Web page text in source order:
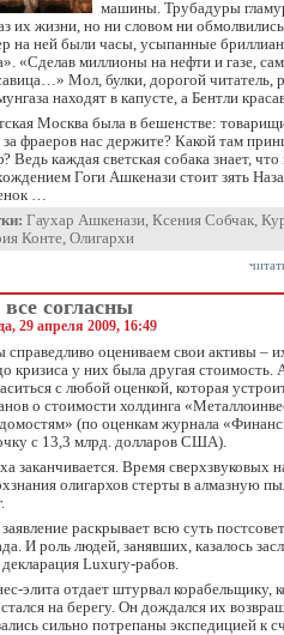
машины. Трубадуры
их жизни, но ни словом ни
на ней были часы, усыпанные
«Сделав миллионы на нефти и газе,
Мол, булки, дорогой читатель,
находят в капусте, а Бентли
Москва была в бешенстве:
за фраеров нас держите? Какой там
Ведь каждая светская собака знает,
Гоги Ашкенази стоит зять
…
Гаухар Ашкенази, Ксения Собчак,
Конте, Олигархи
согласны
29 апреля 2009, 16:49
оцениваем свои активы –
кризиса у них была другая стоимость.
с любой оценкой, которая
о стоимости холдинга
(по оценкам журнала
с 13,3 млрд. долларов США).
заканчивается. Время сверхзвуковых
олигархов стерты в алмазную
раскрывает всю суть
И роль людей, занявших, казалось
Luxury-рабов.
элита отдает штурвал корабельщику,
на берегу. Он дождался их
сильно потрепаны экспедицией к